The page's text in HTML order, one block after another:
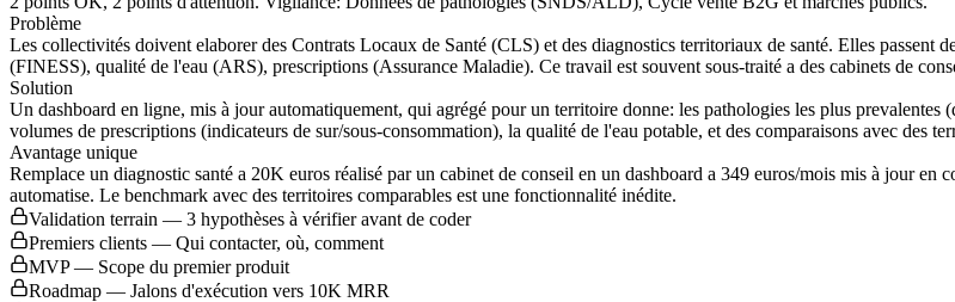
Problème
Les collectivités doivent elaborer des Contrats Locaux de Santé (CLS) et des diagnostics territoriaux de santé. Elles passent
(FINESS), qualité de l'eau (ARS), prescriptions (Assurance Maladie). Ce travail est souvent sous-traité a des cabinets de
Solution
Un dashboard en ligne, mis à jour automatiquement, qui agrégé pour un territoire donne: les pathologies les plus
volumes de prescriptions (indicateurs de sur/sous-consommation), la qualité de l'eau potable, et des comparaisons avec
Avantage unique
Remplace un diagnostic santé a 20K euros réalisé par un cabinet de conseil en un dashboard a 349 euros/mois mis à jour en
automatise. Le benchmark avec des territoires comparables est une fonctionnalité inédite.
Validation terrain — 3 hypothèses à vérifier avant de coder
Premiers clients — Qui contacter, où, comment
MVP— Scope du premier produit
Roadmap — Jalons d'exécution vers 10K MRR